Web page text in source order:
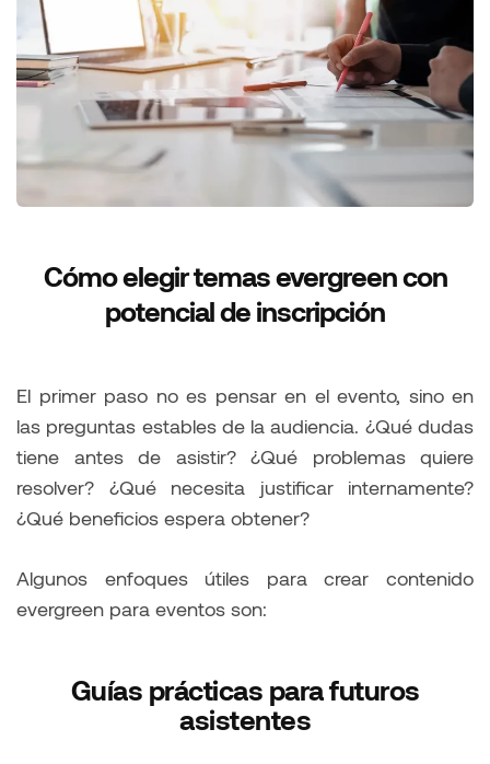
Cómo elegir temas evergreen con
potencial de inscripción
El primer paso no es pensar en el evento, sino en
las preguntas estables de la audiencia. ¿Qué dudas
tiene antes de asistir? ¿Qué problemas quiere
resolver? ¿Qué necesita justificar internamente?
¿Qué beneficios espera obtener?
Algunos enfoques útiles para crear contenido
evergreen para eventos son:
Guías prácticas para futuros
asistentes